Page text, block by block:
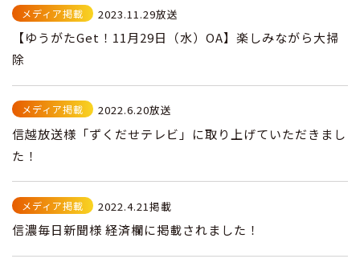
メディア掲載 2023.11.29放送
【ゆうがたGet！11月29日（水）OA】楽しみながら大掃
除
メディア掲載 2022.6.20放送
信越放送様「ずくだせテレビ」に取り上げていただきまし
た！
メディア掲載 2022.4.21掲載
信濃毎日新聞様 経済欄に掲載されました！